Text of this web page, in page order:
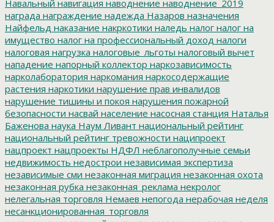
Навальный навигация наводнение наводнение_2019
награда награждение надежда Назаров назначения
Найфельд наказание накркотики наледь налог налог на
имущество налог на профессиональный доход налоги
налоговая нагрузка налоговые_льготы налоговый вычет
нападение напорный коллектор наркозависимость
нарколаборатория наркомания наркосодержащие
растения наркотики нарушение прав инвалидов
нарушение тишины и покоя нарушения пожарной
безопасности насвай население насосная станция Наталья
Баженова наука Наум Ливант национальный рейтинг
национальный рейтинг тревожности наципроект
нацпроект нацпроекты НДФЛ неблагополучные семьи
недвижимость недострои независимая экспертиза
независимые сми незаконная миграция незаконная охота
незаконная рубка незаконная_реклама некролог
нелегальная торговля Немаев непогода нерабочая неделя
несанкционированная_торговля